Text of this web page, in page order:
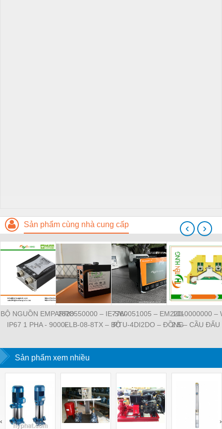
Sản phẩm cùng nhà cung cấp
BỘ NGUỒN EMPARRO
IP67 1 PHA - 9000-
EMPARRO IP67
POWER SUPPLY 1-
PHASE
2828550000 – IE-SW-
ELB-08-8TX – BỘ
RJ45 – WEIDMULLER
7760051005 – EM220-
RTU-4DI2DO – ĐỒNG
ĐO ĐIỆN ÁP –
1010000000 –
2.5 – CẦU ĐẤU
‹ ›
Sản phẩm xem nhiều
‹ ›